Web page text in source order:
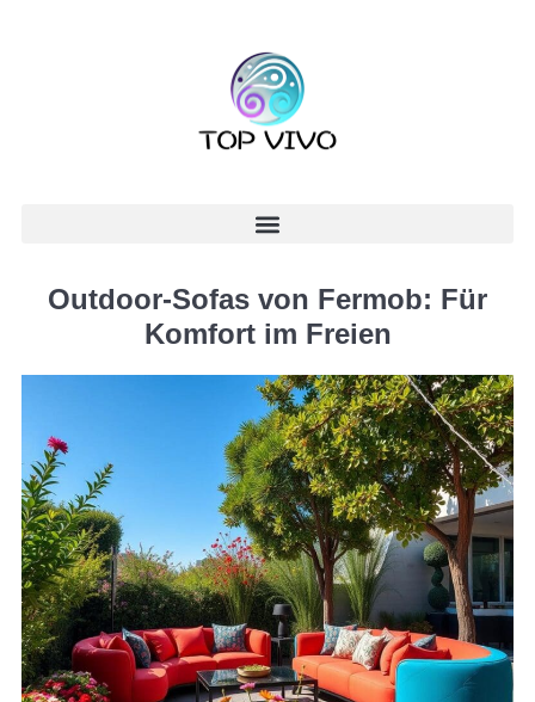
Outdoor-Sofas von Fermob: Für
Komfort im Freien